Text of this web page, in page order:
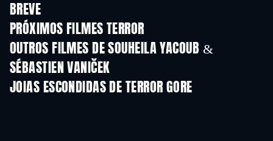
BREVE
PRÓXIMOS FILMES TERROR
OUTROS FILMES DE SOUHEILA YACOUB &
SÉBASTIEN VANIČEK
JOIAS ESCONDIDAS DE TERROR GORE